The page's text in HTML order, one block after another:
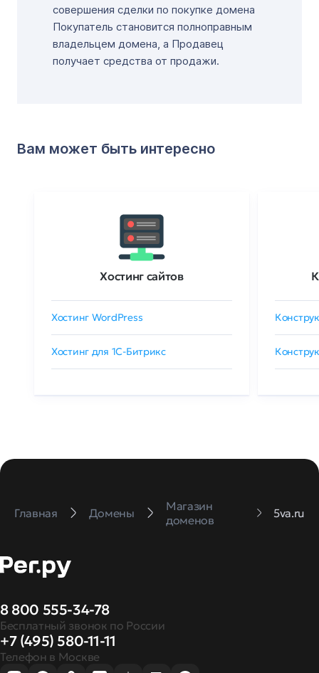
совершения сделки по покупке домена
Покупатель становится полноправным
владельцем домена, а Продавец
получает средства от продажи.
Вам может быть интересно
Хостинг сайтов
Хостинг WordPress
Хостинг для 1C-Битрикс
Главная Домены
Магазин
доменов
5va.ru
8 800 555-34-78
Бесплатный звонок по России
+7 (495) 580-11-11
Телефон в Москве